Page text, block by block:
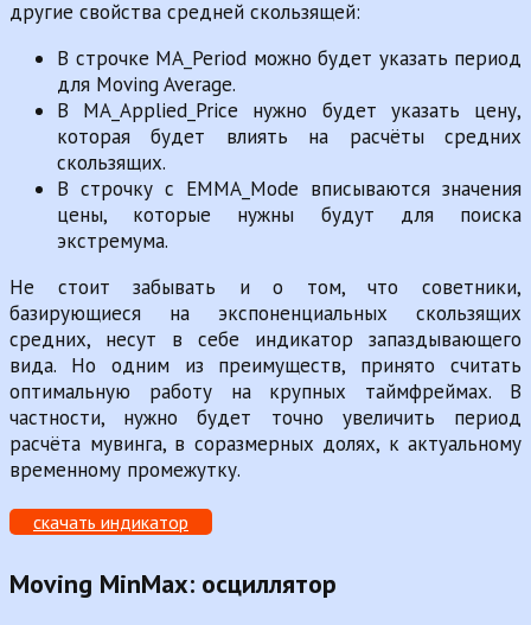
другие свойства средней скользящей:
В строчке MA_Period можно будет указать период
для Moving Average.
В MA_Applied_Price нужно будет указать цену,
которая будет влиять на расчёты средних
скользящих.
В строчку с EMMA_Mode вписываются значения
цены, которые нужны будут для поиска
экстремума.
Не стоит забывать и о том, что советники,
базирующиеся на экспоненциальных скользящих
средних, несут в себе индикатор запаздывающего
вида. Но одним из преимуществ, принято считать
оптимальную работу на крупных таймфреймах. В
частности, нужно будет точно увеличить период
расчёта мувинга, в соразмерных долях, к актуальному
временному промежутку.
скачать индикатор
Moving MinMax: осциллятор